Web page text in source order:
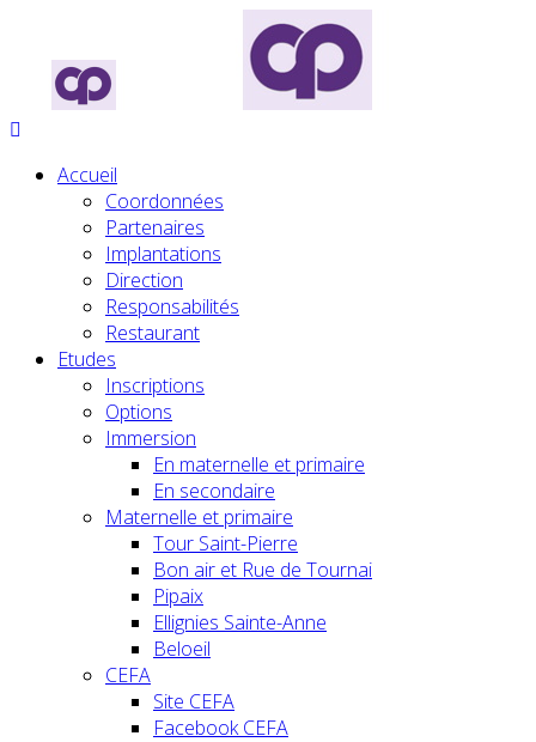
Accueil
Coordonnées
Partenaires
Implantations
Direction
Responsabilités
Restaurant
Etudes
Inscriptions
Options
Immersion
En maternelle et primaire
En secondaire
Maternelle et primaire
Tour Saint-Pierre
Bon air et Rue de Tournai
Pipaix
Ellignies Sainte-Anne
Beloeil
CEFA
Site CEFA
Facebook CEFA